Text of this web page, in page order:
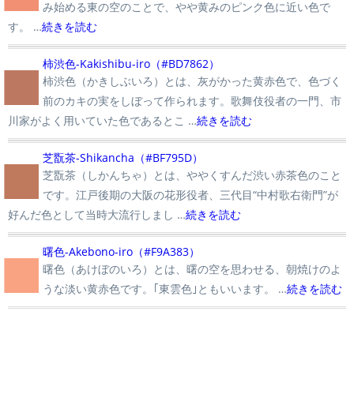
み始める東の空のことで、やや黄みのピンク色に近い色で
す。 …続きを読む
■柿渋色-Kakishibu-iro（#BD7862）
柿渋色（かきしぶいろ）とは、灰がかった黄赤色で、色づく
前のカキの実をしぼって作られます。歌舞伎役者の一門、市
川家がよく用いていた色であるとこ …続きを読む
■芝翫茶-Shikancha（#BF795D）
芝翫茶（しかんちゃ）とは、ややくすんだ渋い赤茶色のこと
です。江戸後期の大阪の花形役者、三代目“中村歌右衛門”が
好んだ色として当時大流行しまし …続きを読む
■曙色-Akebono-iro（#F9A383）
曙色（あけぼのいろ）とは、曙の空を思わせる、朝焼けのよ
うな淡い黄赤色です。｢東雲色｣ともいいます。 …続きを読む